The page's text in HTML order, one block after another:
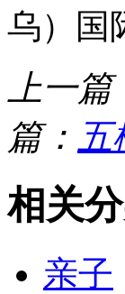
乌）国
上一篇
篇：
相关
亲子